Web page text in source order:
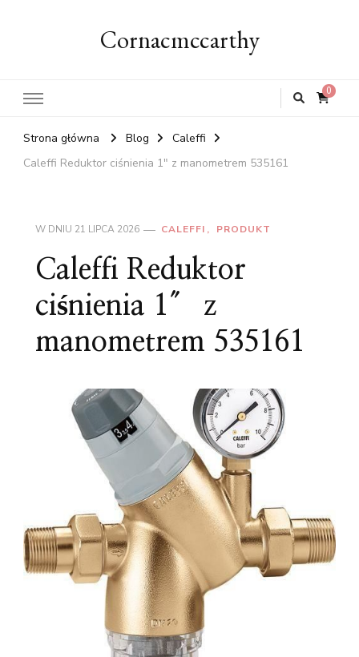
Cornacmccarthy
0
Strona główna Blog
Caleffi
Caleffi Reduktor ciśnienia 1″ z manometrem 535161
W DNIU 21 LIPCA 2026 CALEFFI PRODUKT
Caleffi Reduktor
ciśnienia 1″ z
manometrem 535161